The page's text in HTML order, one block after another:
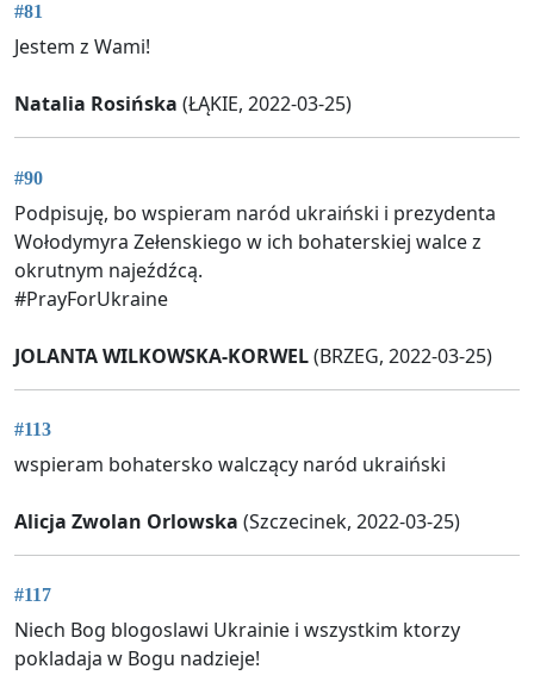
#81
Jestem z Wami!
Natalia Rosińska (ŁĄKIE, 2022-03-25)
#90
Podpisuję, bo wspieram naród ukraiński i prezydenta
Wołodymyra Zełenskiego w ich bohaterskiej walce z
okrutnym najeźdźcą.
#PrayForUkraine
JOLANTA WILKOWSKA-KORWEL(BRZEG, 2022-03-25)
#113
wspieram bohatersko walczący naród ukraiński
Alicja Zwolan Orlowska (Szczecinek, 2022-03-25)
#117
Niech Bog blogoslawi Ukrainie i wszystkim ktorzy
pokladaja w Bogu nadzieje!